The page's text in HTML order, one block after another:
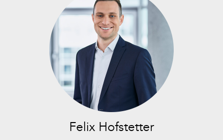
Felix Hofstetter